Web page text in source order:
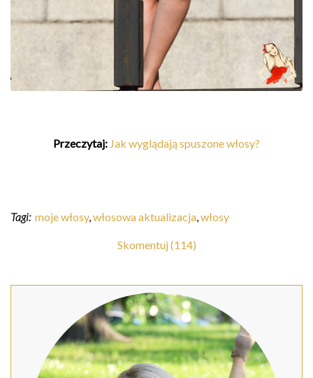
Przeczytaj: Jak wyglądają spuszone włosy?
Tagi: moje włosy,włosowa aktualizacja,włosy
Skomentuj (114)